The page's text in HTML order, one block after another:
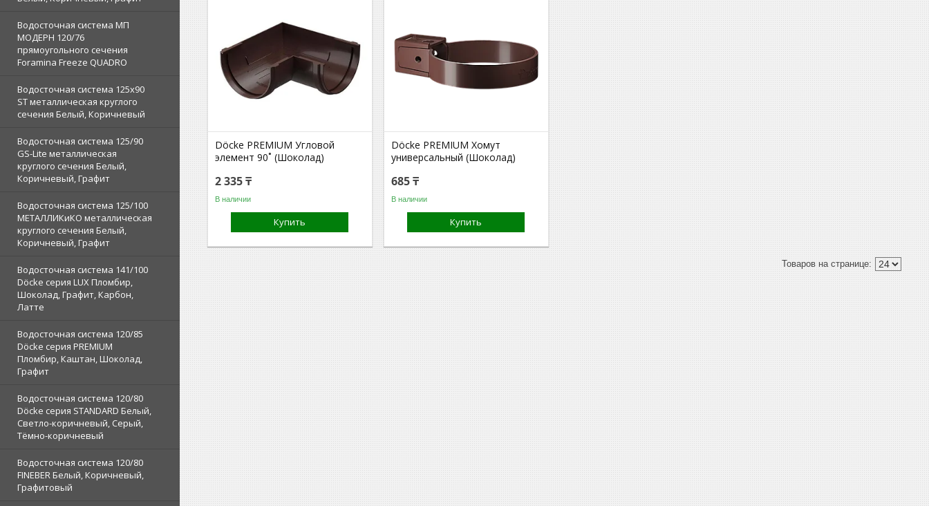
Водосточная система МП
МОДЕРН 120/76
прямоугольного сечения
Foramina Freeze QUADRO
Водосточная система 125x90
ST металлическая круглого
сечения Белый, Коричневый
Водосточная система 125/90
GS-Lite металлическая
круглого сечения Белый,
Коричневый, Графит
Водосточная система 125/100
МЕТАЛЛИКиКО металлическая
круглого сечения Белый,
Коричневый, Графит
Водосточная система 141/100
Döcke серия LUX Пломбир,
Шоколад, Графит, Карбон,
Латте
Водосточная система 120/85
Döcke серия PREMIUM
Пломбир, Каштан, Шоколад,
Графит
Водосточная система 120/80
Döcke серия STANDARD Белый,
Светло-коричневый, Серый,
Тёмно-коричневый
Водосточная система 120/80
FINEBER Белый, Коричневый,
Графитовый
Döcke PREMIUM Угловой
элемент 90˚ (Шоколад)
2 335 ₸
В наличии
Купить
Döcke PREMIUM Хомут
универсальный (Шоколад)
685 ₸
В наличии
Купить